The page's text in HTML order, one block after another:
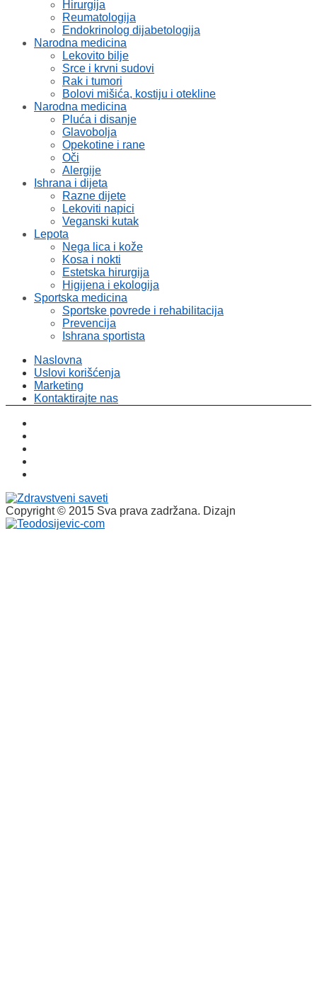
Hirurgija
Reumatologija
Endokrinolog dijabetologija
Narodna medicina
Lekovito bilje
Srce i krvni sudovi
Rak i tumori
Bolovi mišića, kostiju i otekline
Narodna medicina
Pluća i disanje
Glavobolja
Opekotine i rane
Oči
Alergije
Ishrana i dijeta
Razne dijete
Lekoviti napici
Veganski kutak
Lepota
Nega lica i kože
Kosa i nokti
Estetska hirurgija
Higijena i ekologija
Sportska medicina
Sportske povrede i rehabilitacija
Prevencija
Ishrana sportista
Naslovna
Uslovi korišćenja
Marketing
Kontaktirajte nas
Copyright © 2015 Sva prava zadržana. Dizajn